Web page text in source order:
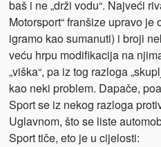
baš i ne „drži vodu“. Najveći
Motorsport“ franšize upravo je
igramo kao sumanuti) i broji
veću hrpu modifikacija na
„viška“, pa iz tog razloga
kao neki problem. Dapače,
Sport se iz nekog razloga
Uglavnom, što se liste
Sport tiče, eto je u cijelosti: